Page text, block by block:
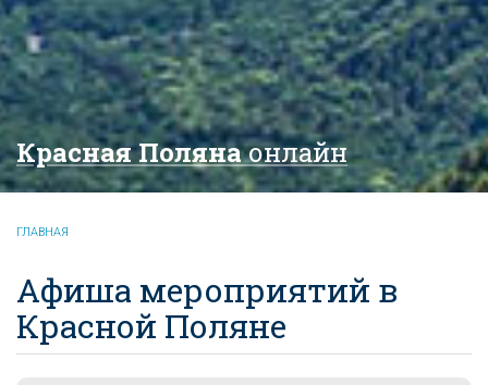
Красная Полянаонлайн
ГЛАВНАЯ
Афиша мероприятий в
Красной Поляне